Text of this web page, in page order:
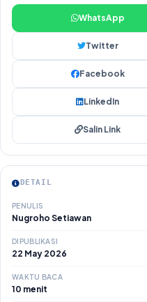
WhatsApp
Twitter
Facebook
LinkedIn
Salin Link
DETAIL
PENULIS
Nugroho Setiawan
DIPUBLIKASI
22 May 2026
WAKTU BACA
10 menit